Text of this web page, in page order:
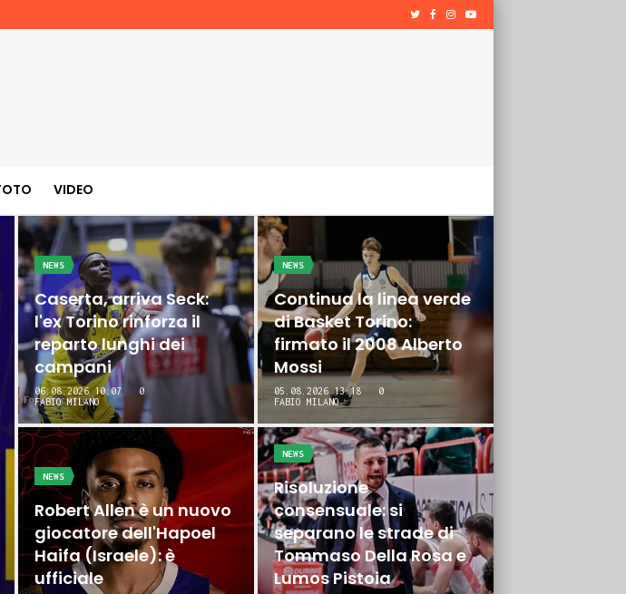
VIDEO
NEWS
Caserta, arriva Seck:
l'ex Torino rinforza il
reparto lunghi dei
campani
06.08.2026 10:07
0
FABIO MILANO
NEWS
Robert Allen è un nuovo
giocatore dell'Hapoel
Haifa (Israele): è
ufficiale
NEWS
Continua la linea verde
di Basket Torino:
firmato il 2008 Alberto
Mossi
05.08.2026 13:18
0
FABIO MILANO
NEWS
Risoluzione
consensuale: si
separano le strade di
Tommaso Della Rosa e
Lumos Pistoia